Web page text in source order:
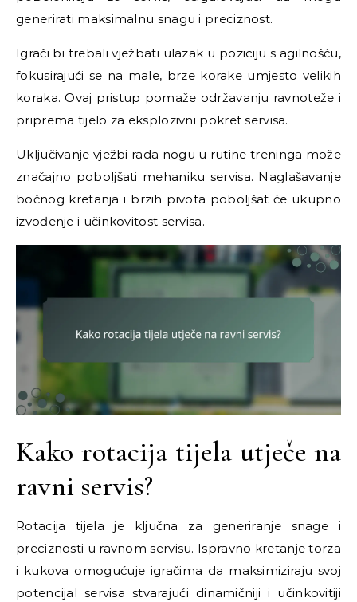
generirati maksimalnu snagu i preciznost.
Igrači bi trebali vježbati ulazak u poziciju s agilnošću,
fokusirajući se na male, brze korake umjesto velikih
koraka. Ovaj pristup pomaže održavanju ravnoteže i
priprema tijelo za eksplozivni pokret servisa.
Uključivanje vježbi rada nogu u rutine treninga može
značajno poboljšati mehaniku servisa. Naglašavanje
bočnog kretanja i brzih pivota poboljšat će ukupno
izvođenje i učinkovitost servisa.
Kako rotacija tijela utječe na
ravni servis?
Rotacija tijela je ključna za generiranje snage i
preciznosti u ravnom servisu. Ispravno kretanje torza
i kukova omogućuje igračima da maksimiziraju svoj
potencijal servisa stvarajući dinamičniji i učinkovitiji